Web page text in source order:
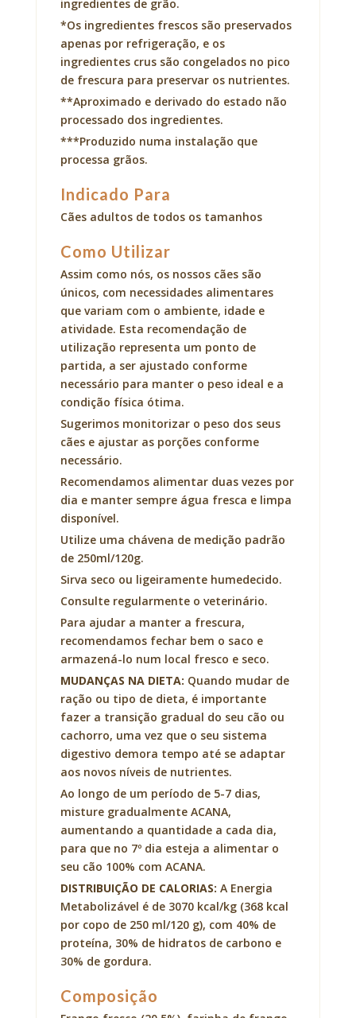
ingredientes de grão.
*Os ingredientes frescos são preservados
apenas por refrigeração, e os
ingredientes crus são congelados no pico
de frescura para preservar os nutrientes.
**Aproximado e derivado do estado não
processado dos ingredientes.
***Produzido numa instalação que
processa grãos.
Indicado Para
Cães adultos de todos os tamanhos
Como Utilizar
Assim como nós, os nossos cães são
únicos, com necessidades alimentares
que variam com o ambiente, idade e
atividade. Esta recomendação de
utilização representa um ponto de
partida, a ser ajustado conforme
necessário para manter o peso ideal e a
condição física ótima.
Sugerimos monitorizar o peso dos seus
cães e ajustar as porções conforme
necessário.
Recomendamos alimentar duas vezes por
dia e manter sempre água fresca e limpa
disponível.
Utilize uma chávena de medição padrão
de 250ml/120g.
Sirva seco ou ligeiramente humedecido.
Consulte regularmente o veterinário.
Para ajudar a manter a frescura,
recomendamos fechar bem o saco e
armazená-lo num local fresco e seco.
MUDANÇAS NA DIETA: Quando mudar de
ração ou tipo de dieta, é importante
fazer a transição gradual do seu cão ou
cachorro, uma vez que o seu sistema
digestivo demora tempo até se adaptar
aos novos níveis de nutrientes.
Ao longo de um período de 5-7 dias,
misture gradualmente ACANA,
aumentando a quantidade a cada dia,
para que no 7º dia esteja a alimentar o
seu cão 100% com ACANA.
DISTRIBUIÇÃO DE CALORIAS: A Energia
Metabolizável é de 3070 kcal/kg (368 kcal
por copo de 250 ml/120 g), com 40% de
proteína, 30% de hidratos de carbono e
30% de gordura.
Composição